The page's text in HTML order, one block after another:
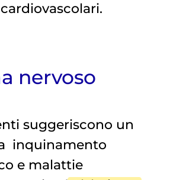
nervoso
suggeriscono un
inquinamento
e malattie